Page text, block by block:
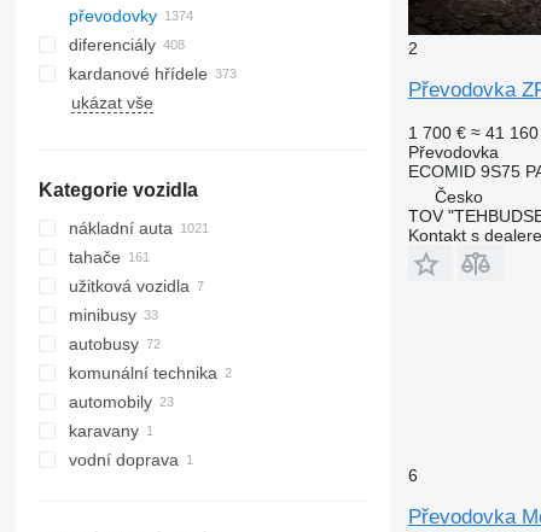
převodovky
diferenciály
kardanové hřídele
ukázat vše
Kategorie vozidla
nákladní auta
tahače
užitková vozidla
minibusy
autobusy
komunální technika
komunální stroje
popelářské vozy
automobily
karavany
vodní doprava
2
Převodovka
1 700 € ≈ 41 160
Převodovka
ECOMID 9S75
Česko
TOV
Kontakt s
6
Převodovka